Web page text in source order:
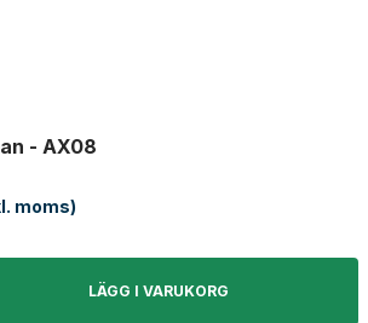
- AX08
moms)
LÄGG I VARUKORG